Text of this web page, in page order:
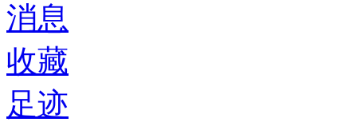
消息
收藏
足迹